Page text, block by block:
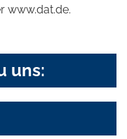
www.dat.de.
uns: